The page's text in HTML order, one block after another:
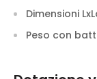
Dimensioni
Peso con